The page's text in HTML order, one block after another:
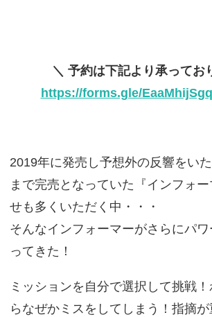
＼ 予約は下記より承ってお
https://forms.gle/
2019年に発売し予想外の反響をい
まで完売となっていた『インフォ
せも多くいただく中・・・
そんなインフォーマーがさらにパ
ってきた！
ミッションを自分で選択して挑戦
らなぜかミスをしてしまう！指摘